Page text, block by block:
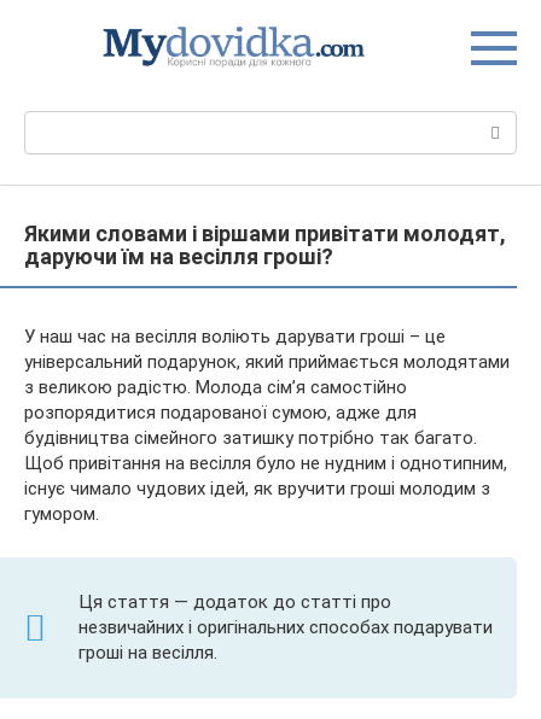
Якими словами і віршами привітати молодят,
даруючи їм на весілля гроші?
У наш час на весілля воліють дарувати гроші – це
універсальний подарунок, який приймається молодятами
з великою радістю. Молода сім’я самостійно
розпорядитися подарованої сумою, адже для
будівництва сімейного затишку потрібно так багато.
Щоб привітання на весілля було не нудним і однотипним,
існує чимало чудових ідей, як вручити гроші молодим з
гумором.
Ця стаття — додаток до статті про
незвичайних і оригінальних способах подарувати
гроші на весілля.